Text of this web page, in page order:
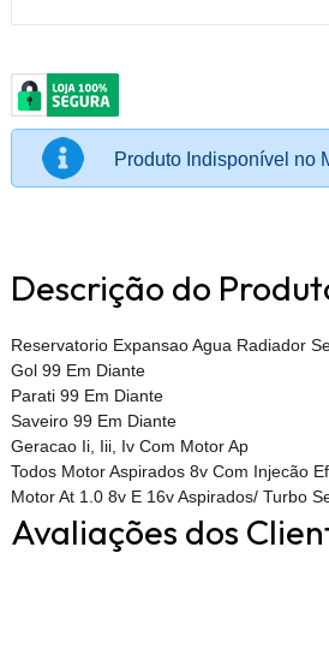
Produto Indisponível no
Descrição do
Reservatorio Expansao Agua Radiador
Gol 99 Em Diante
Parati 99 Em Diante
Saveiro 99 Em Diante
Geracao Ii, Iii, Iv Com Motor Ap
Todos Motor Aspirados 8v Com Injecão
Motor At 1.0 8v E 16v Aspirados/ Turbo
Avaliações dos